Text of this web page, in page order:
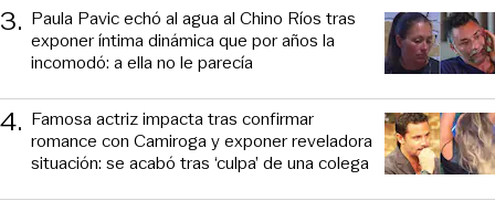
3. Paula Pavic echó al agua al Chino Ríos tras
exponer íntima dinámica que por años la
incomodó: a ella no le parecía
4. Famosa actriz impacta tras confirmar
romance con Camiroga y exponer reveladora
situación: se acabó tras ‘culpa’ de una colega